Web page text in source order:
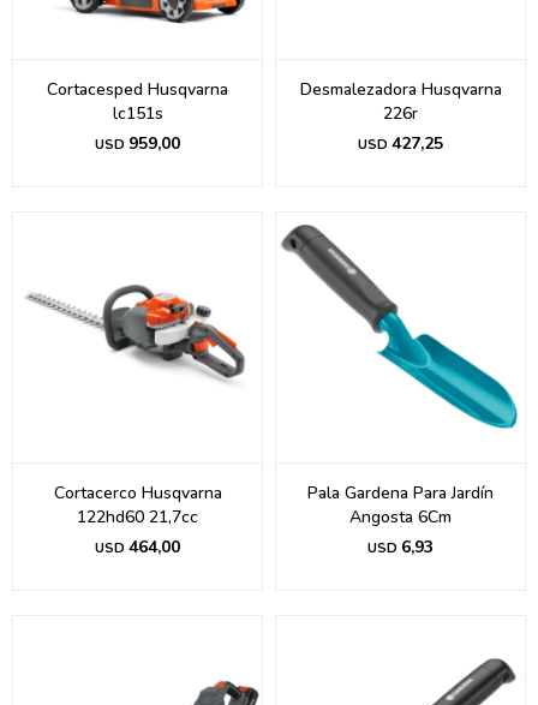
Cortacesped Husqvarna
lc151s
USD 959,00
Desmalezadora Husqvarna
226r
USD 427,25
Cortacerco Husqvarna
122hd60 21,7cc
USD 464,00
Pala Gardena Para Jardín
Angosta 6Cm
USD 6,93